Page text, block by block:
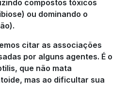
compostos tóxicos
ou dominando o
citar as associações
por alguns agentes. É o
que não mata
mas ao dificultar sua